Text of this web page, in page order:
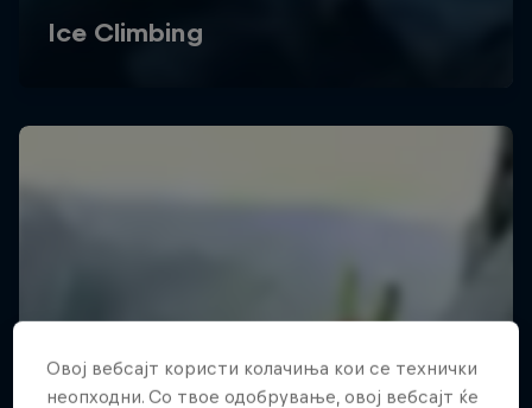
Овој вебсајт користи колачиња кои се технички
неопходни. Со твое одобрување, овој вебсајт ќе